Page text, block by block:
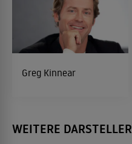
Greg Kinnear
WEITERE DARSTELLER